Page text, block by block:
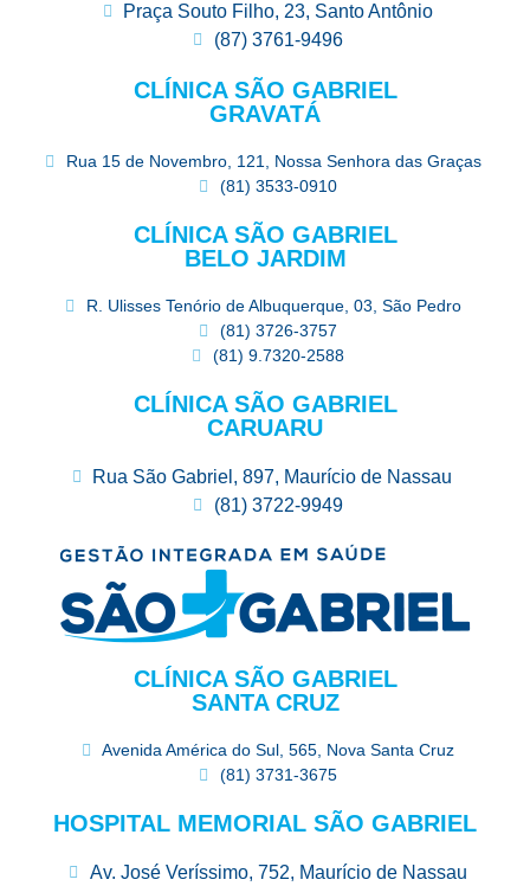
Praça Souto Filho, 23, Santo Antônio
(87) 3761-9496
CLÍNICA SÃO GABRIEL
GRAVATÁ
Rua 15 de Novembro, 121, Nossa Senhora das Graças
(81) 3533-0910
CLÍNICA SÃO GABRIEL
BELO JARDIM
R. Ulisses Tenório de Albuquerque, 03, São Pedro
(81) 3726-3757
(81) 9.7320-2588
CLÍNICA SÃO GABRIEL
CARUARU
Rua São Gabriel, 897, Maurício de Nassau
(81) 3722-9949
CLÍNICA SÃO GABRIEL
SANTA CRUZ
Avenida América do Sul, 565, Nova Santa Cruz
(81) 3731-3675
HOSPITAL MEMORIAL SÃO GABRIEL
Av. José Veríssimo, 752, Maurício de Nassau